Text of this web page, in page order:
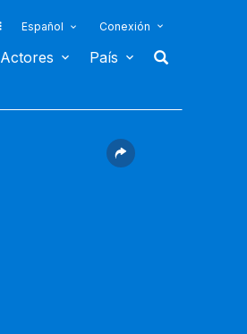
Español Conexión
Actores País